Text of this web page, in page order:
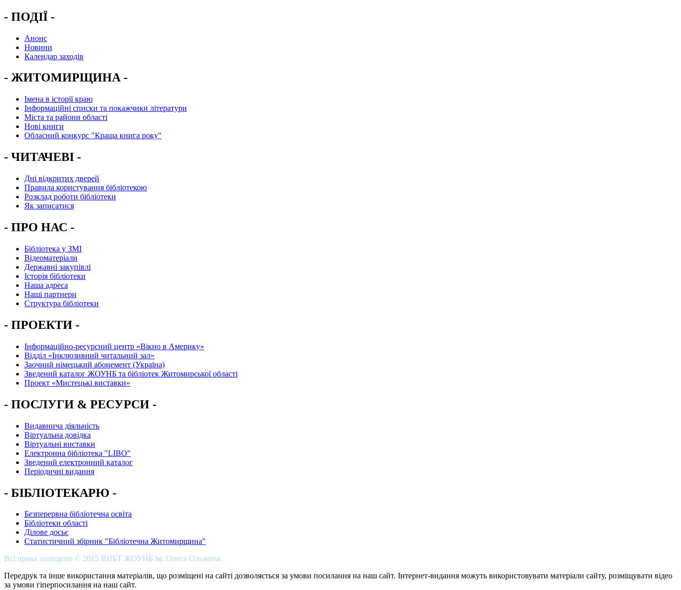
- ПОДІЇ -
Анонс
Новини
Календар заходів
- ЖИТОМИРЩИНА -
Імена в історії краю
Інформаційні списки та покажчики літератури
Міста та райони області
Нові книги
Обласний конкурс "Краща книга року"
- ЧИТАЧЕВІ -
Дні відкритих дверей
Правила користування бібліотекою
Розклад роботи бібліотеки
Як записатися
- ПРО НАС -
Бібліотека у ЗМІ
Відеоматеріали
Державні закупівлі
Історія бібліотеки
Наша адреса
Наші партнери
Структура бібліотеки
- ПРОЕКТИ -
Інформаційно-ресурсний центр «Вікно в Америку»
Вiддiл «Інклюзивний читальний зал»
Заочний німецький абонемент (Україна)
Зведений каталог ЖОУНБ та бібліотек Житомирської області
Проект «Мистецькі виставки»
- ПОСЛУГИ & РЕСУРСИ -
Видавнича діяльність
Віртуальна довідка
Віртуальні виставки
Електронна бібліотека "LIBO"
Зведений електронний каталог
Періодичні видання
- БІБЛІОТЕКАРЮ -
Безперервна бібліотечна освіта
Бібліотеки області
Ділове досьє
Статистичний збірник "Бібліотечна Житомирщина"
Всі права захищено © 2015 ВНБТ ЖОУНБ ім. Олега Ольжича
Передрук та інше використання матеріалів, що розміщені на сайті дозволяється за умови посилання на наш сайт. Інтернет-видання можуть використовувати матеріали сайту, розміщувати відео
за умови гіперпосилання на наш сайт.